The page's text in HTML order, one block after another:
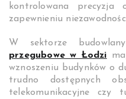
kontrolowana precyzja
zapewnieniu
W sektorze
przegubowe w Łodzi
wznoszeniu budynków o
trudno dostępnych
telekomunikacyjne czy